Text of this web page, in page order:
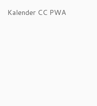
Kalender CC PWA